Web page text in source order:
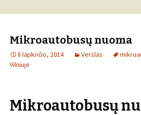
Mikroautobusų nuoma
8 lapkričio, 2014 Verslas
Vilniuje
Mikroautobusų